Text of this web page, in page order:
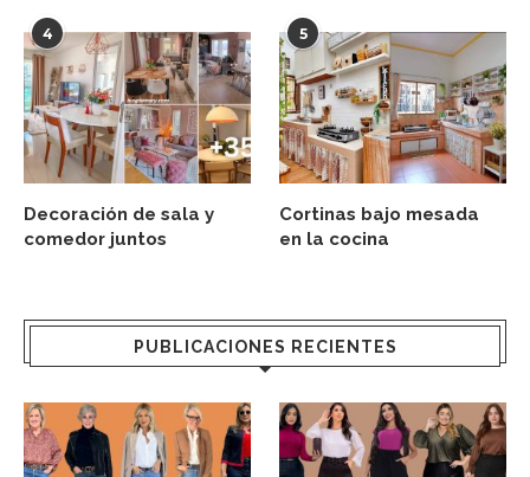
4
Decoración de sala y
comedor juntos
5
Cortinas bajo mesada
en la cocina
PUBLICACIONES RECIENTES